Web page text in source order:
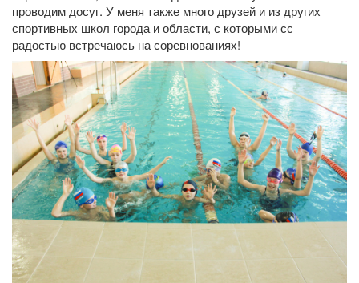
проводим досуг. У меня также много друзей и из других
спортивных школ города и области, с которыми сс
радостью встречаюсь на соревнованиях!